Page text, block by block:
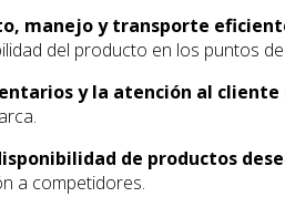
manejo y transporte
del producto en los puntos
y la atención al cliente
de productos
a competidores.